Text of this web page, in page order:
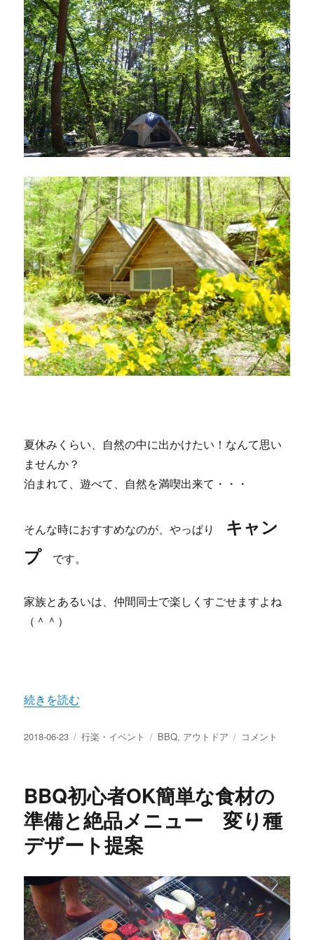
の
原
因
と
対
策
汗
に
も
ア
ル
ギ
ー
が
あ
る！？
に
夏休みくらい、自然の中に出かけたい！なんて思い
ませんか？
泊まれて、遊べて、自然を満喫出来て・・・
そんな時におすすめなのが、やっぱり キャン
プ です。
家族とあるいは、仲間同士で楽しくすごせますよね
（＾＾）
“川遊びをおもいっきり楽しめるおすすめのキャンプ場
続きを読む
投
2018-06-23
カ
ー
行楽・イベント
タ
BBQ, アウトドア
川
お
も
い
楽
し
め
る
コメント
BBQ初心者OK簡単な食材の
準備と絶品メニュー 変り種
デザート提案